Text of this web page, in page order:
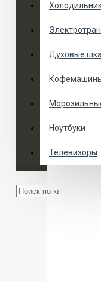
Духовые
Ноутбуки
Телевизоры